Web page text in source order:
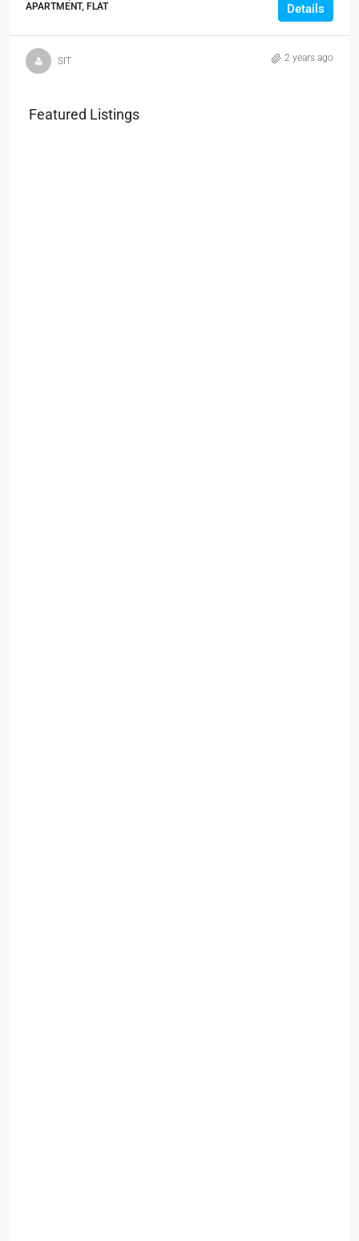
APARTMENT, FLAT Details
SIT 2 years ago
Featured Listings